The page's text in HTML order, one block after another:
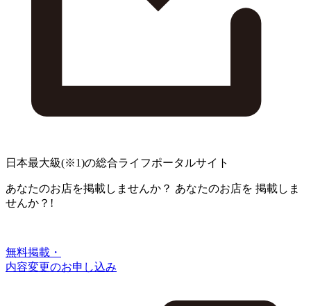
日本最大級(※1)の総合ライフポータルサイト
あなたのお店を掲載しませんか？ あなたのお店を 掲載しま
せんか？!
無料掲載・
内容変更のお申し込み